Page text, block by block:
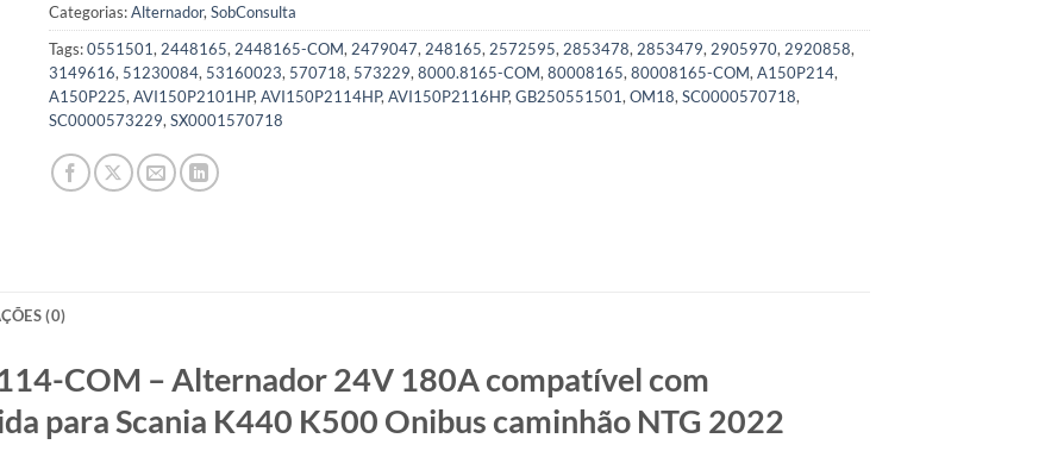
Categorias:Alternador, SobConsulta
Tags:0551501, 2448165, 2448165-COM, 2479047, 248165, 2572595, 2853478, 2853479, 2905970, 2920858,
3149616, 51230084, 53160023, 570718, 573229, 8000.8165-COM, 80008165, 80008165-COM, A150P214,
A150P225, AVI150P2101HP, AVI150P2114HP, AVI150P2116HP, GB250551501, OM18, SC0000570718,
SC0000573229, SX0001570718
(0)
COM – Alternador 24V 180A compatível com
para Scania K440 K500 Onibus caminhão NTG 2022